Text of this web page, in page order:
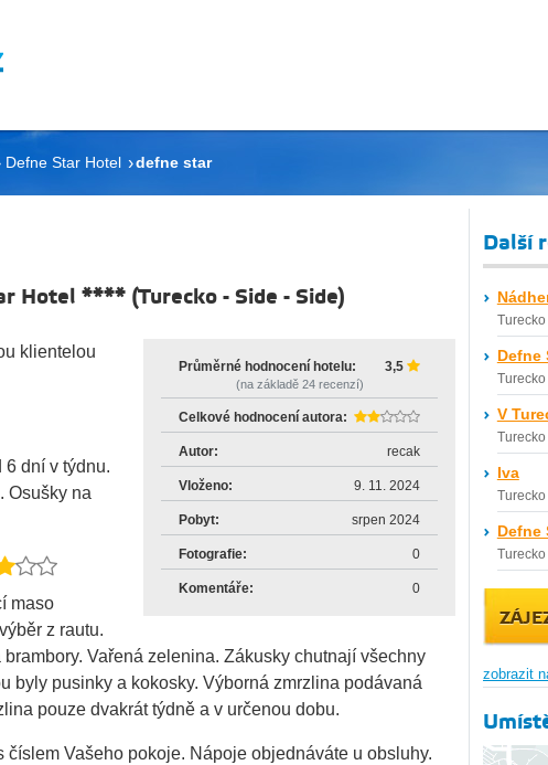
Defne Star Hotel defne star
Hotel **** (Turecko - Side - Side)
Průměrné hodnocení hotelu: 3,5
(na základě 24recenzí)
Celkové hodnocení autora:
Autor: recak
Vloženo: 9. 11. 2024
Pobyt: srpen 2024
Fotografie: 0
Komentáře: 0
klientelou
6 dní v týdnu.
Osušky na
maso
z rautu.
Vařená zelenina. Zákusky chutnají všechny
byly pusinky a kokosky. Výborná zmrzlina podávaná
pouze dvakrát týdně a v určenou dobu.
číslem Vašeho pokoje. Nápoje objednáváte u obsluhy.
Další
Turecko
Defne
Turecko
V
Turecko
Iva
Turecko
Defne
Turecko
zobrazit